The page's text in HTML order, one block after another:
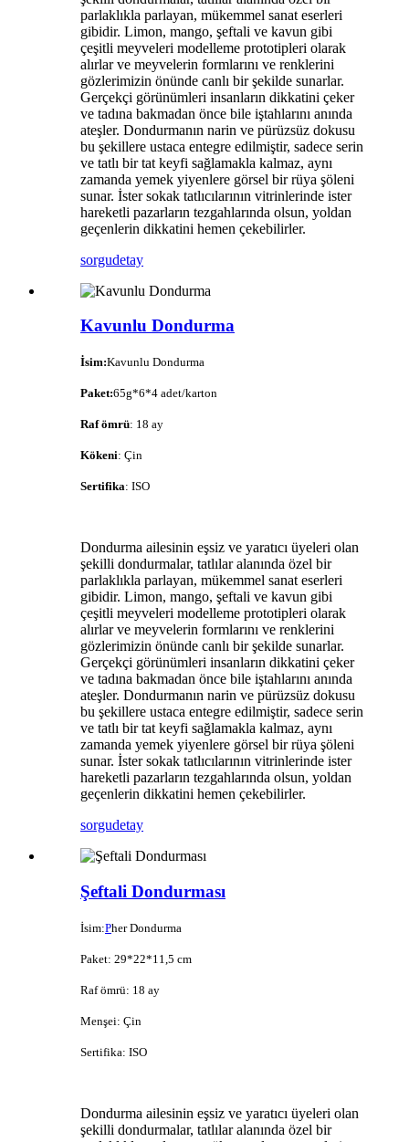
parlaklıkla parlayan, mükemmel sanat eserleri
gibidir. Limon, mango, şeftali ve kavun gibi
çeşitli meyveleri modelleme prototipleri olarak
alırlar ve meyvelerin formlarını ve renklerini
gözlerimizin önünde canlı bir şekilde sunarlar.
Gerçekçi görünümleri insanların dikkatini çeker
ve tadına bakmadan önce bile iştahlarını anında
ateşler. Dondurmanın narin ve pürüzsüz dokusu
bu şekillere ustaca entegre edilmiştir, sadece serin
ve tatlı bir tat keyfi sağlamakla kalmaz, aynı
zamanda yemek yiyenlere görsel bir rüya şöleni
sunar. İster sokak tatlıcılarının vitrinlerinde ister
hareketli pazarların tezgahlarında olsun, yoldan
geçenlerin dikkatini hemen çekebilirler.​
sorgudetay
Kavunlu Dondurma
İsim:Kavunlu Dondurma
Paket:65g*6*4 adet/karton
Raf ömrü: 18 ay
Kökeni: Çin
Sertifika: ISO
Dondurma ailesinin eşsiz ve yaratıcı üyeleri olan
şekilli dondurmalar, tatlılar alanında özel bir
parlaklıkla parlayan, mükemmel sanat eserleri
gibidir. Limon, mango, şeftali ve kavun gibi
çeşitli meyveleri modelleme prototipleri olarak
alırlar ve meyvelerin formlarını ve renklerini
gözlerimizin önünde canlı bir şekilde sunarlar.
Gerçekçi görünümleri insanların dikkatini çeker
ve tadına bakmadan önce bile iştahlarını anında
ateşler. Dondurmanın narin ve pürüzsüz dokusu
bu şekillere ustaca entegre edilmiştir, sadece serin
ve tatlı bir tat keyfi sağlamakla kalmaz, aynı
zamanda yemek yiyenlere görsel bir rüya şöleni
sunar. İster sokak tatlıcılarının vitrinlerinde ister
hareketli pazarların tezgahlarında olsun, yoldan
geçenlerin dikkatini hemen çekebilirler.​
sorgudetay
Şeftali Dondurması
İsim:Pher Dondurma
Paket: 29*22*11,5 cm
Raf ömrü: 18 ay
Menşei: Çin
Sertifika: ISO
Dondurma ailesinin eşsiz ve yaratıcı üyeleri olan
şekilli dondurmalar, tatlılar alanında özel bir